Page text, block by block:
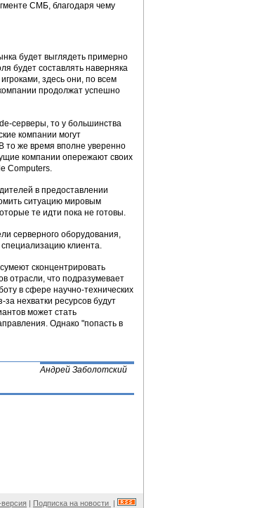
СМБ, благодаря чему
будет выглядеть примерно
будет составлять наверняка
здесь они, по всем
продолжат успешно
серверы, то у большинства
компании могут
то же время вполне уверенно
компании опережают своих
Computers.
в предоставлении
ситуацию мировым
те идти пока не готовы.
серверного оборудования,
клиента.
сконцентрировать
отрасли, что подразумевает
в сфере научно-технических
нехватки ресурсов будут
может стать
Однако "попасть в
Андрей Заболотский
| Подписка на новости |